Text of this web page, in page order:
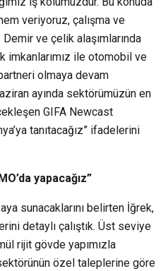
veriyoruz, çalışma ve
Demir ve çelik alaşımlarında
imkanlarımız ile otomobil ve
olmaya devam
ayında sektörümüzün en
GIFA Newcast
tanıtacağız” ifadelerini
yapacağız”
sunacaklarını belirten İğrek,
detaylı çalıştık. Üst seviye
rijit gövde yapımızla
özel taleplerine göre